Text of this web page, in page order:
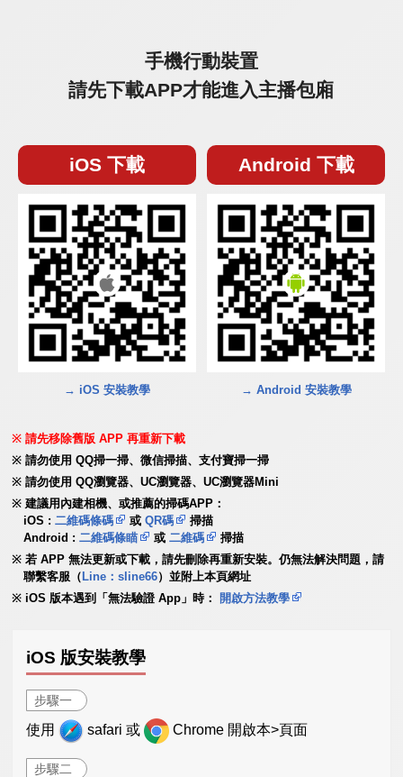
手機行動裝置
請先下載APP才能進入主播包廂
iOS 下載
→ iOS 安裝教學
Android 下載
→ Android 安裝教學
請先移除舊版 APP 再重新下載
請勿使用 QQ掃一掃、微信掃描、支付寶掃一掃
請勿使用 QQ瀏覽器、UC瀏覽器、UC瀏覽器Mini
建議用內建相機、或推薦的掃碼APP：
iOS :二維碼條碼 或QR碼
掃描
Android :二維碼條瞄 或二維碼
掃描
若 APP 無法更新或下載，請先刪除再重新安裝。仍無法解決問題，請
聯繫客服（ Line：sline66）並附上本頁網址
iOS 版本遇到「無法驗證 App」時：
開啟方法教學
iOS 版安裝教學
步驟一
使用 safari 或 Chrome 開啟本>頁面
步驟二